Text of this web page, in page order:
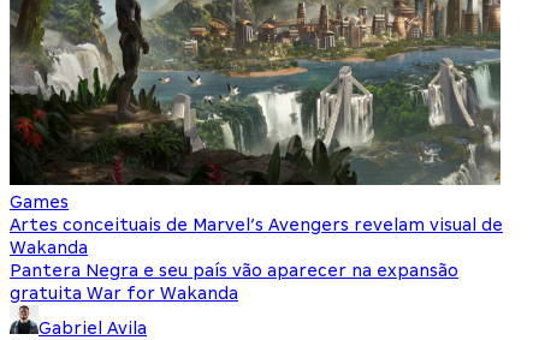
Games
Artes conceituais de Marvel’s Avengers revelam visual de
Wakanda
Pantera Negra e seu país vão aparecer na expansão
gratuita War for Wakanda
Gabriel Avila